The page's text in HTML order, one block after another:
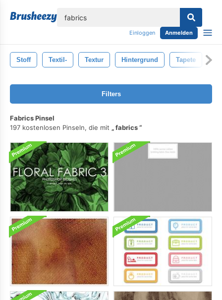
Einloggen Anmelden
Stoff Textil- Textur Hintergrund Tapete
Filters
Fabrics Pinsel
197 kostenlosen Pinseln, die mit
fabrics